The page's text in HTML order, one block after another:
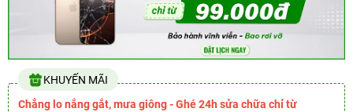
KHUYẾN MÃI
Chẳng lo nắng gắt, mưa giông - Ghé 24h sửa chữa chỉ từ